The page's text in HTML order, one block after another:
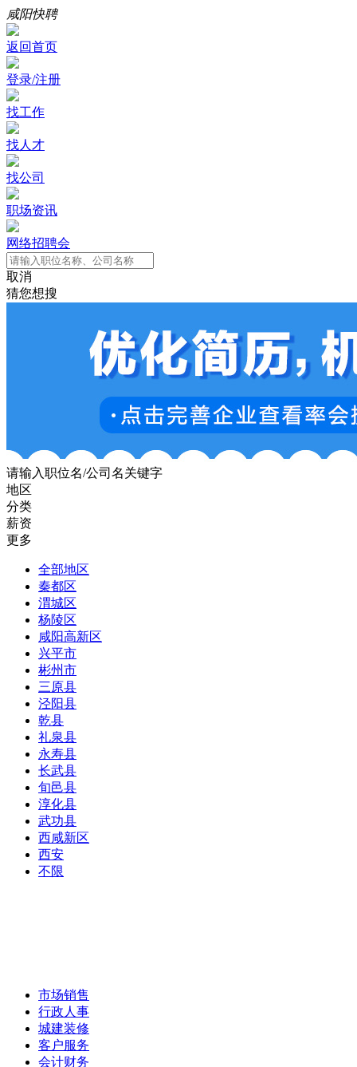
咸阳快聘
返回首页
登录/注册
找工作
找人才
找公司
职场资讯
网络招聘会
取消
猜您想搜
请输入职位名/公司名关键字
地区
分类
薪资
更多
全部地区
秦都区
渭城区
杨陵区
咸阳高新区
兴平市
彬州市
三原县
泾阳县
乾县
礼泉县
永寿县
长武县
旬邑县
淳化县
武功县
西咸新区
西安
不限
市场销售
行政人事
城建装修
客户服务
会计财务